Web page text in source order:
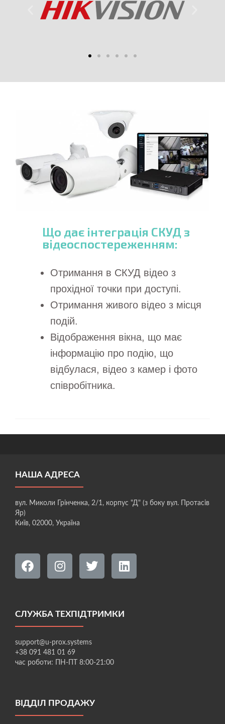
Що дає інтеграція СКУД з
відеоспостереженням:
Отримання в СКУД відео з
прохідної точки при доступі.
Отримання живого відео з місця
подій.
Відображення вікна, що має
інформацію про подію, що
відбулася, відео з камер і фото
співробітника.
НАША АДРЕСА
вул. Миколи Грінченка, 2/1, корпус "Д" (з боку вул. Протасів
Яр)
Київ, 02000, Україна
СЛУЖБА ТЕХПІДТРИМКИ
support@u-prox.systems
+38 091 481 01 69
час роботи: ПН-ПТ 8:00-21:00
ВІДДІЛ ПРОДАЖУ